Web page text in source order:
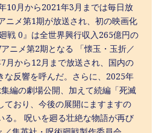
10月から2021年3月までは毎日放
ニメ第1期が放送され、初の映画化
戦 0』は全世界興行収入265億円の
ニメ第2期となる 「懐玉・玉折／
月から12月まで放送され、国内の
な反響を呼んだ。さらに、2025年
編の劇場公開、加えて続編「死滅
ており、今後の展開にますますの
る。 呪いを廻る壮絶な物語が再び